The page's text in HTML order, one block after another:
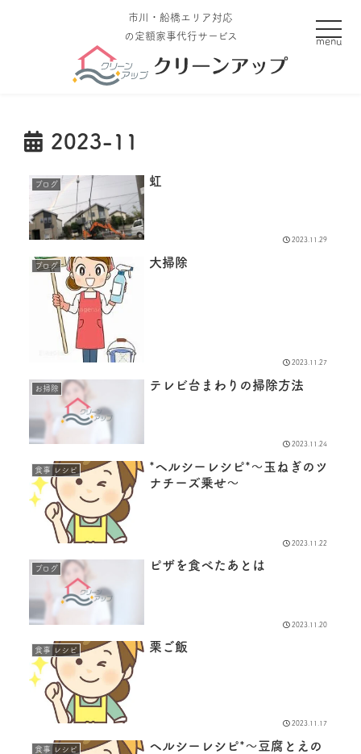
市川・船橋エリア対応
の定額家事代行サービス
toggle
2023-11
ブログ 虹
2023.11.29
ブログ 大掃除
2023.11.27
お掃除 テレビ台まわりの掃除方法
2023.11.24
食事 レシピ
*ヘルシーレシピ*〜玉ねぎのツ
ナチーズ乗せ〜
2023.11.22
ブログ ピザを食べたあとは
2023.11.20
食事 レシピ 栗ご飯
2023.11.17
食事 レシピ
ヘルシーレシピ*〜豆腐とえの